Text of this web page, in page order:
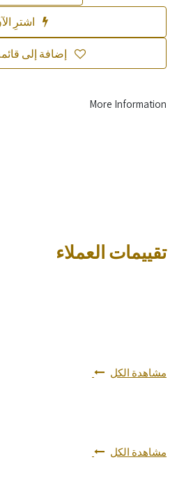
إضافة إلى
More Information
تقييمات العملاء
مشاهدة الكل
مشاهدة الكل